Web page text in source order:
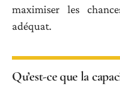
maximiser les
adéquat.
Qu’est-ce que la